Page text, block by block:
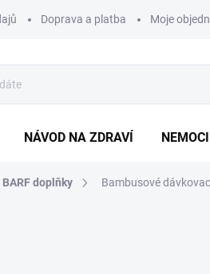
Doprava a platba Moje
NÁVOD NA ZDRAVÍ
BARF doplňky Bambusové